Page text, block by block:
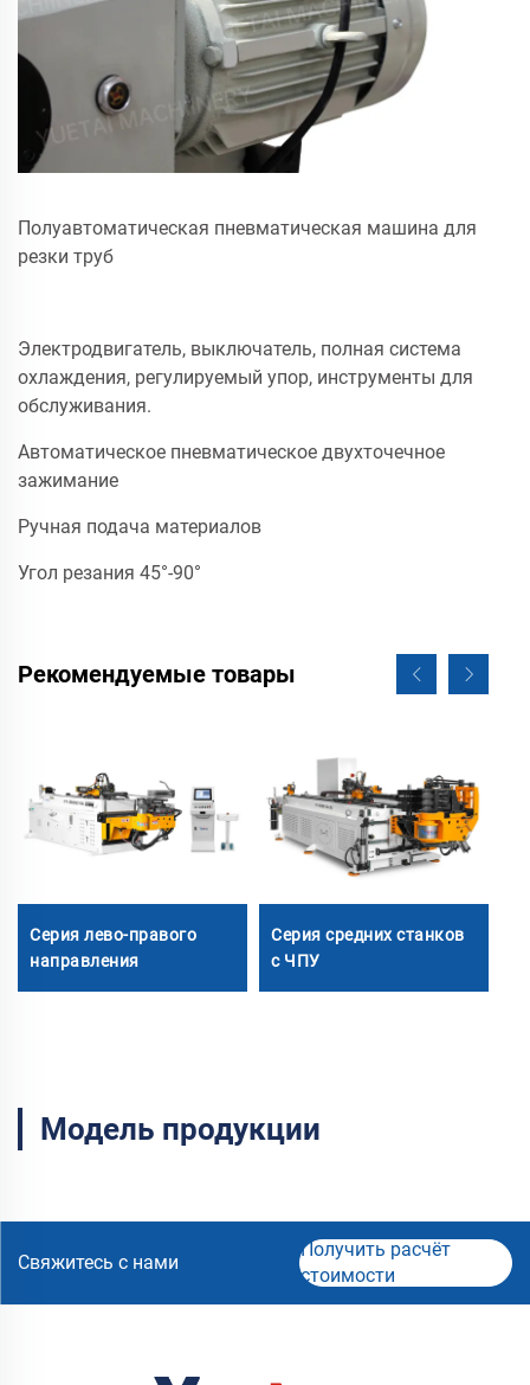
Полуавтоматическая пневматическая машина для
резки труб
Электродвигатель, выключатель, полная система
охлаждения, регулируемый упор, инструменты для
обслуживания.
Автоматическое пневматическое двухточечное
зажимание
Ручная подача материалов
Угол резания 45°-90°
Рекомендуемые товары
Серия лево-правого
направления
Серия средних станков
с ЧПУ
Модель продукции
Свяжитесь с нами
Получить расчёт
стоимости